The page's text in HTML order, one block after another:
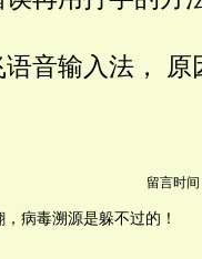
音输入法， 原
留言时间
病毒溯源是躲不过的！